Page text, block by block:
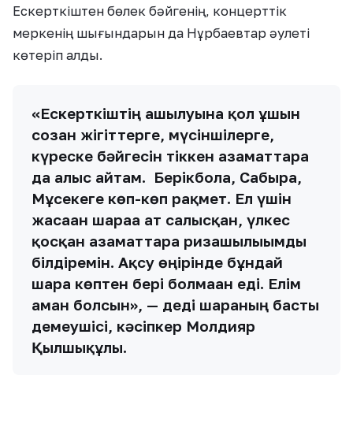
Ескерткіштен бөлек бәйгенің, концерттік
меркенің шығындарын да Нұрбаевтар әулеті
көтеріп алды.
«Ескерткіштің ашылуына қол ұшын
созған жігіттерге, мүсіншілерге,
күреске бәйгесін тіккен азаматтарға
да алғыс айтам. Берікболға, Сабырға,
Мұсекеге көп-көп рақмет. Ел үшін
жасаған шараға ат салысқан, үлкес
қосқан азаматтарға ризашылығымды
білдіремін. Ақсу өңірінде бұндай
шара көптен бері болмаған еді. Елім
аман болсын», — деді шараның басты
демеушісі, кәсіпкер Молдияр
Қылшықұлы.